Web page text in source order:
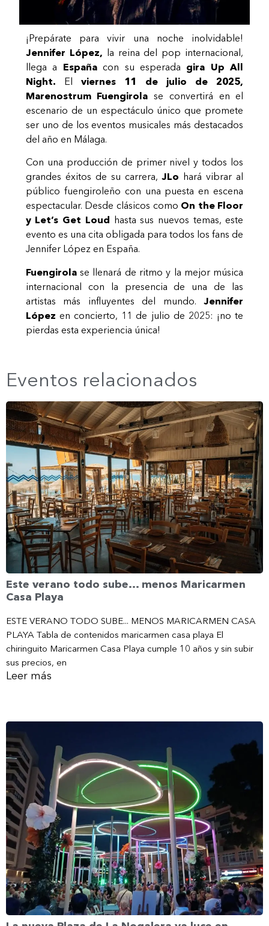
¡Prepárate para vivir una noche inolvidable!
Jennifer López, la reina del pop internacional,
llega a Españacon su esperada gira Up All
Night. Elviernes 11 de julio de 2025,
Marenostrum Fuengirola se convertirá en el
escenario de un espectáculo único que promete
ser uno de los eventos musicales más destacados
del año en Málaga.
Con una producción de primer nivel y todos los
grandes éxitos de su carrera, JLo hará vibrar al
público fuengiroleño con una puesta en escena
espectacular. Desde clásicos como On the Floor
y Let’s Get Loud hasta sus nuevos temas, este
evento es una cita obligada para todos los fans de
Jennifer López en España.
Fuengirolase llenará de ritmo y la mejor música
internacional con la presencia de una de las
artistas más influyentes del mundo.Jennifer
López en concierto, 11 de julio de 2025: ¡no te
pierdas esta experiencia única!
Eventos relacionados
Este verano todo sube… menos Maricarmen
Casa Playa
ESTE VERANO TODO SUBE... MENOS MARICARMEN CASA
PLAYA Tabla de contenidos maricarmen casa playa El
chiringuito Maricarmen Casa Playa cumple 10 años y sin subir
sus precios, en
Leer más